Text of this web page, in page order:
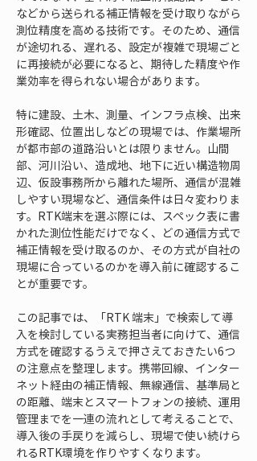
などから送られる補正情報を受け取りながら
測位精度を高める技術です。そのため、通信
が途切れる、遅れる、設定が複雑で現場ごと
に再接続が必要になると、期待した精度や作
業効率を得られない場合があります。
特に建設、土木、測量、インフラ点検、出来
形確認、位置出しなどの現場では、作業場所
が都市部の道路沿いとは限りません。山間
部、河川沿い、造成地、地下に近い構造物周
辺、仮設事務所から離れた場所、通信が混雑
しやすい現場など、通信条件は日々変わりま
す。RTK端末を選ぶ際には、スペック表に書
かれた測位性能だけでなく、どの通信方式で
補正情報を受け取るのか、その方式が自社の
現場に合っているのかを導入前に確認するこ
とが重要です。
この記事では、「RTK 端末」で検索して導
入を検討している実務担当者に向けて、通信
方式を確認するうえで押さえておきたい6つ
の注意点を整理します。携帯回線、インター
ネット経由の補正情報、無線通信、基準局と
の距離、端末とスマートフォンの接続、運用
管理までを一連の流れとして考えることで、
導入後の手戻りを減らし、現場で使い続けら
れるRTK環境を作りやすくなります。